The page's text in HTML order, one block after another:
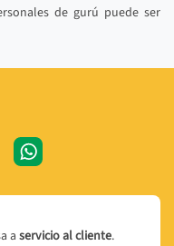
de gurú puede ser
aservicio al cliente.